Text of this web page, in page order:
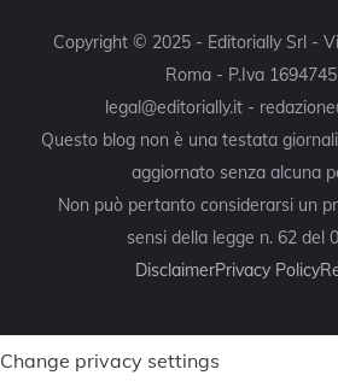
Copyright © 2025 - Editorially Srl -
Roma - P.Iva
legal@editorially.it -
Questo blog non è una testata
aggiornato senza alcuna
Non può pertanto considerarsi un
sensi della legge n. 62 del
DisclaimerPrivacy Policy
Change privacy settings